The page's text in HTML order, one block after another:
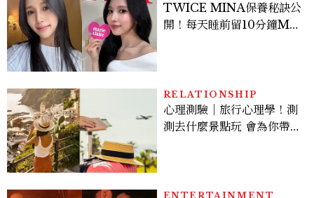
TWICE MINA保養秘訣公
開！每天睡前留10分鐘ME
RELATIONSHIP
心理測驗｜旅行心理學！測
測去什麼景點玩 會為你帶來
ENTERTAINMENT